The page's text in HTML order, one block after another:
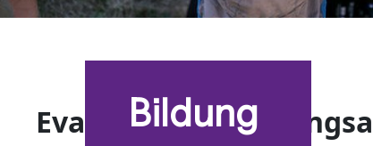
Bildung
Evangelische